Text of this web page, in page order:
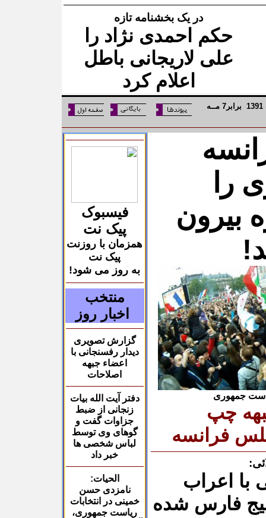
در یک بخشنامه تازه
حکم احمدی نژاد را
علی لاریجانی باطل
اعلام کرد
1391 برابر7 مــه
فیسبوک
پیک نت
همزمان با روزنت
پیک نت
به روز می شود!
منتخب
اخبار روز
گزارش تصویری
دیدار رفسنجانی با
اعضاء جبهه
اصلاحات
دفتر آیت الله بیات
زنجانی از ضبط
جزاوات گفت و
گوهای وی توسط
لباس شخصی ها
خبر داد
الحیات:
نامزدی حسن
خمینی در انتخابات
ریاست جمهوری،
را
بیرون
جمهوری
چپ
فرانسه
با اعراب
فارس شده